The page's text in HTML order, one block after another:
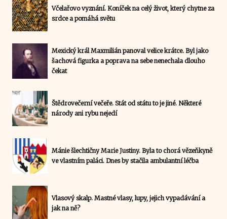
Včelařovo vyznání. Koníček na celý život, který chytne za
srdce a pomáhá světu
Mexický král Maxmilián panoval velice krátce. Byl jako
šachová figurka a poprava na sebe nenechala dlouho
čekat
Štědrovečerní večeře. Stát od státu to je jiné. Některé
národy ani rybu nejedí
Mánie šlechtičny Marie Justiny. Byla to chorá vězeňkyně
ve vlastním paláci. Dnes by stačila ambulantní léčba
Vlasový skalp. Mastné vlasy, lupy, jejich vypadávání a
jak na ně?